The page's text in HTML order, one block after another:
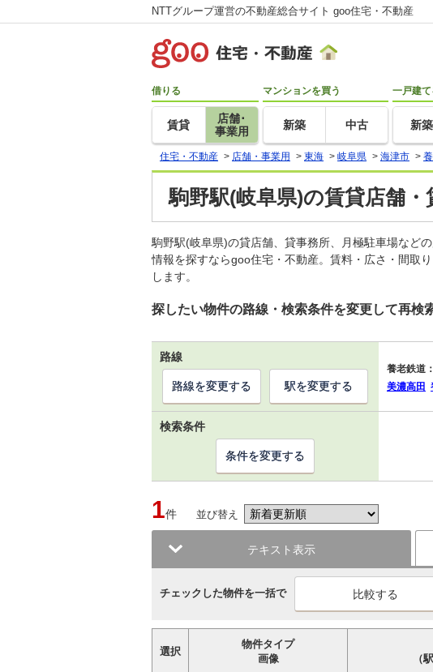
NTTグループ運営の不動産総合サイト goo住宅・不動産
借りる
賃貸
店舗･
事業用
マンションを買う
新築 中古
一戸建て
新築
住宅・不動産 > 店舗・事業用 > 東海 > 岐阜県 > 海津市 >
駒野駅(岐阜県)の賃貸店舗
駒野駅(岐阜県)の貸店舗、貸事務所、月極駐車場など
情報を探すならgoo住宅・不動産。賃料・広さ・間取
します。
探したい物件の路線・検索条件を変更して再検
路線
養老鉄道：
美濃高田
路線を変更する 駅を変更する
検索条件
条件を変更する
1件 並び替え
テキスト表示
チェックした物件を一括で
選択
物件タイプ
画像
（